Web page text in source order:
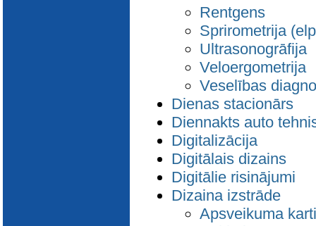
Rentgens
Sprirometrija
Ultrasonogrāfija
Veloergometrija
Veselības
Dienas stacionārs
Diennakts auto
Digitalizācija
Digitālais dizains
Digitālie risinājumi
Dizaina izstrāde
Apsveikuma